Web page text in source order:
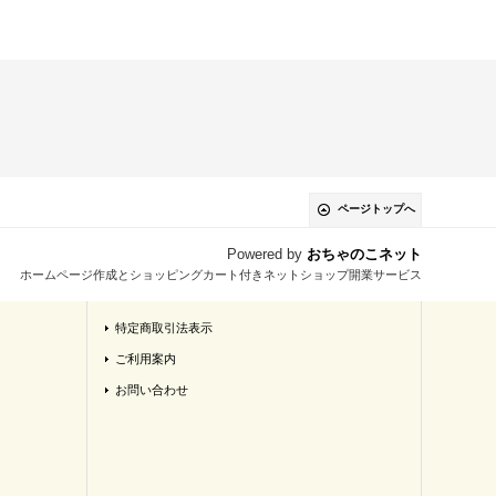
ページトップへ
Powered by おちゃのこネット
ホームページ作成とショッピングカート付きネットショップ開業サービス
特定商取引法表示
ご利用案内
お問い合わせ